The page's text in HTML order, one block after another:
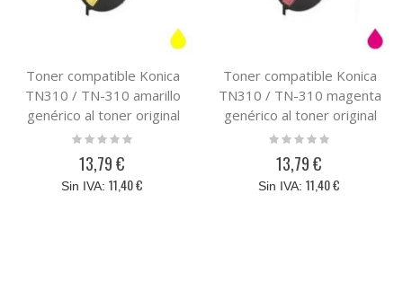
Toner compatible Konica
TN310 / TN-310 amarillo
genérico al toner original
Konica Minolta TN 310Y (
4053-503 )
Rating:
13,79 €
11,40 €
Toner compatible Konica
TN310 / TN-310 magenta
genérico al toner original
Konica Minolta TN 310M (
4053-603 )
Rating:
13,79 €
11,40 €